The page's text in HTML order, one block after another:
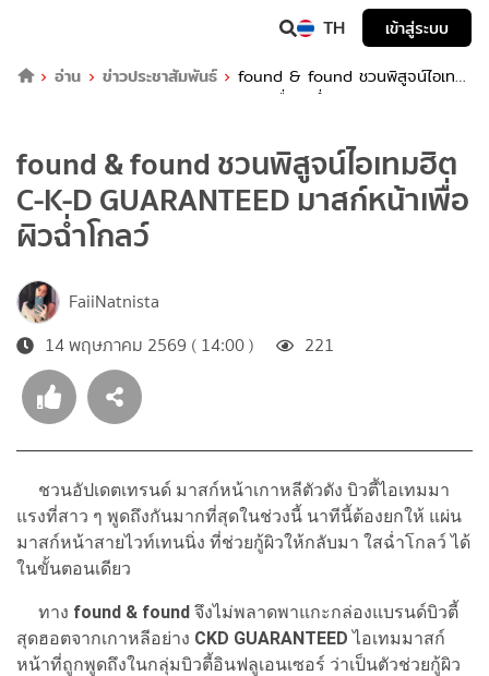
TH
เข้าสู่ระบบ
อ่าน
ข่าวประชาสัมพันธ์
found & found ชวนพิสูจน์ไอเทม
ฮิต C-K-D GUARANTEED มาสก์หน้าเพื่อผิวฉ่ำโกลว์
found & found ชวนพิสูจน์ไอเทมฮิต
C-K-D GUARANTEED มาสก์หน้าเพื่อ
ผิวฉ่ำโกลว์
FaiiNatnista
14 พฤษภาคม 2569 ( 14:00 )
221
ชวนอัปเดตเทรนด์ มาสก์หน้าเกาหลีตัวดัง บิวตี้ไอเทมมา
แรงที่สาว ๆ พูดถึงกันมากที่สุดในช่วงนี้ นาทีนี้ต้องยกให้ แผ่น
มาสก์หน้าสายไวท์เทนนิ่ง ที่ช่วยกู้ผิวให้กลับมา ใสฉ่ำโกลว์ ได้
ในขั้นตอนเดียว
ทาง found & found จึงไม่พลาดพาแกะกล่องแบรนด์บิวตี้
สุดฮอตจากเกาหลีอย่าง CKD GUARANTEEDไอเทมมาสก์
หน้าที่ถูกพูดถึงในกลุ่มบิวตี้อินฟลูเอนเซอร์ ว่าเป็นตัวช่วยกู้ผิว